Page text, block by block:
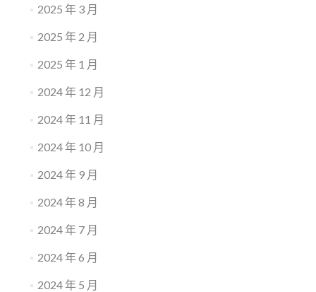
2025 年 3 月
2025 年 2 月
2025 年 1 月
2024 年 12 月
2024 年 11 月
2024 年 10 月
2024 年 9 月
2024 年 8 月
2024 年 7 月
2024 年 6 月
2024 年 5 月